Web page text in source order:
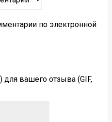
по электронной
вашего отзыва (GIF,